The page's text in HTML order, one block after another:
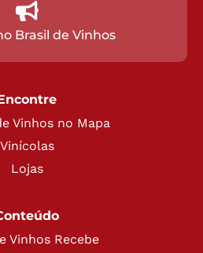
Brasil de Vinhos
Vinhos no Mapa
Vinícolas
Lojas
Vinhos Recebe